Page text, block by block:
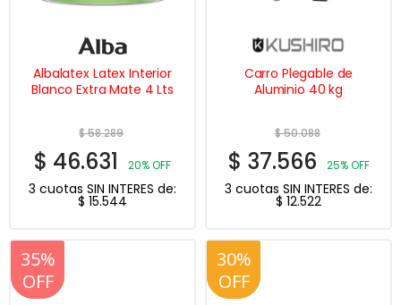
Albalatex Latex Interior
Blanco Extra Mate 4 Lts
$58.289
$ 46.631 20% OFF
3 cuotas SIN INTERES de:
$ 15.544
Carro Plegable de
Aluminio 40 kg
$50.088
$ 37.566 25% OFF
3 cuotas SIN INTERES de:
$ 12.522
20%
OFF
35%
OFF
30%
OFF
20%
OFF